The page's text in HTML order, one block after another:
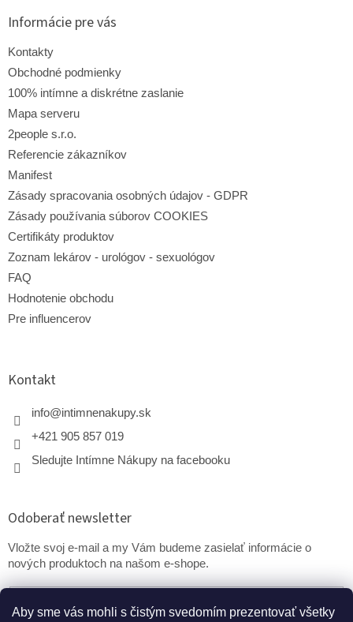
Aby sme vás mohli s čistým svedomím prezentovať všetky
k
y
u
Informácie pre vás
Kontakty
Obchodné podmienky
100% intímne a diskrétne zaslanie
Mapa serveru
2people s.r.o.
Referencie zákazníkov
Manifest
Zásady spracovania osobných údajov - GDPR
Zásady používania súborov COOKIES
Certifikáty produktov
Zoznam lekárov - urológov - sexuológov
FAQ
Hodnotenie obchodu
Pre influencerov
Kontakt
info@intimnenakupy.sk
+421 905 857 019
Sledujte Intímne Nákupy na facebooku
Odoberať newsletter
Vložte svoj e-mail a my Vám budeme zasielať informácie o
nových produktoch na našom e-shope.